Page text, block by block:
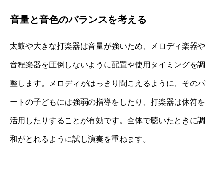
音量と音色のバランスを考える
太鼓や大きな打楽器は音量が強いため、メロディ楽器や
音程楽器を圧倒しないように配置や使用タイミングを調
整します。メロディがはっきり聞こえるように、そのパ
ートの子どもには強弱の指導をしたり、打楽器は休符を
活用したりすることが有効です。全体で聴いたときに調
和がとれるように試し演奏を重ねます。